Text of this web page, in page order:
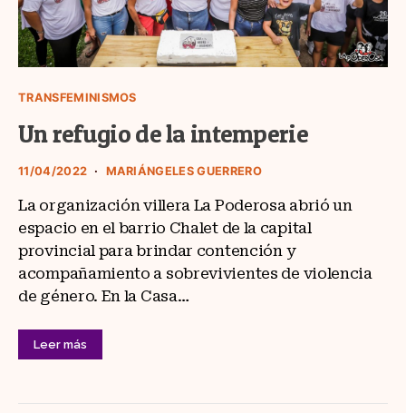
TRANSFEMINISMOS
Un refugio de la intemperie
11/04/2022 MARIÁNGELES GUERRERO
La organización villera La Poderosa abrió un
espacio en el barrio Chalet de la capital
provincial para brindar contención y
acompañamiento a sobrevivientes de violencia
de género. En la Casa…
Leer más